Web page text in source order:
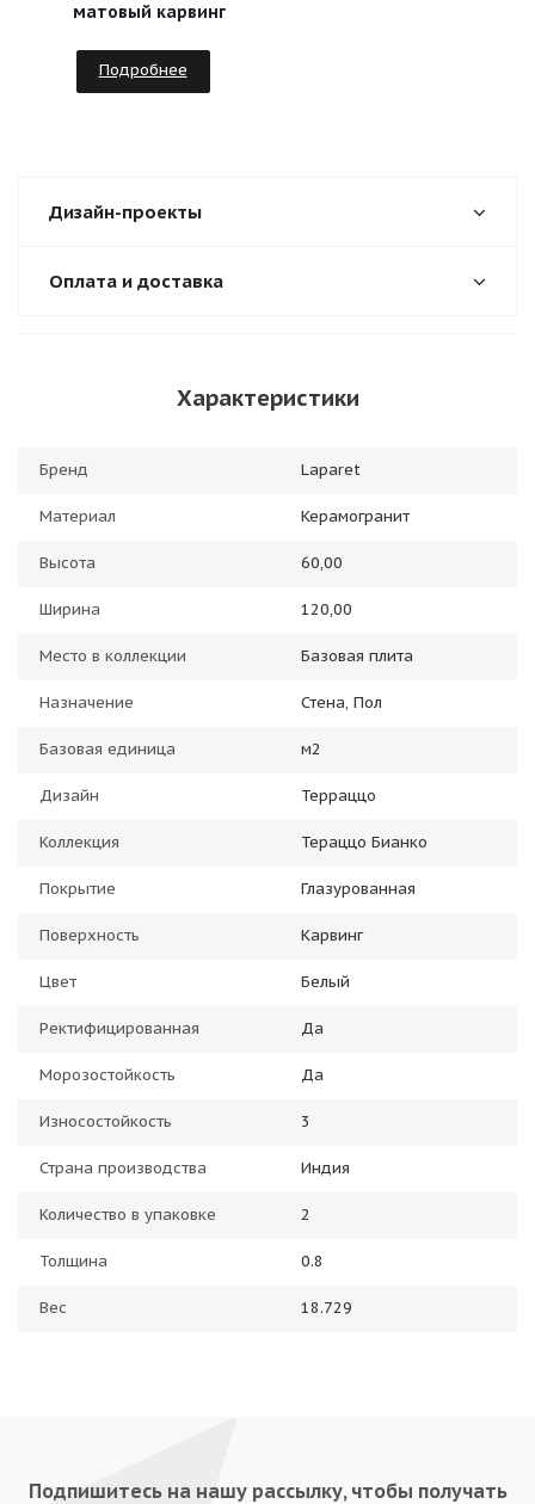
матовый карвинг
Подробнее
Дизайн-проекты
Оплата и доставка
Характеристики
Бренд Laparet
Материал Керамогранит
Высота 60,00
Ширина 120,00
Место в коллекции Базовая плита
Назначение Стена, Пол
Базовая единица м2
Дизайн Терраццо
Коллекция Тераццо Бианко
Покрытие Глазурованная
Поверхность Карвинг
Цвет Белый
Ректифицированная Да
Морозостойкость Да
Износостойкость 3
Страна производства Индия
Количество в упаковке 2
Толщина 0.8
Вес 18.729
Подпишитесь на нашу рассылку, чтобы получать